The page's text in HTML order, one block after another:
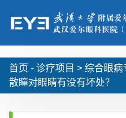
首页 - 诊疗项目 > 综合眼病
散瞳对眼睛有没有坏处？